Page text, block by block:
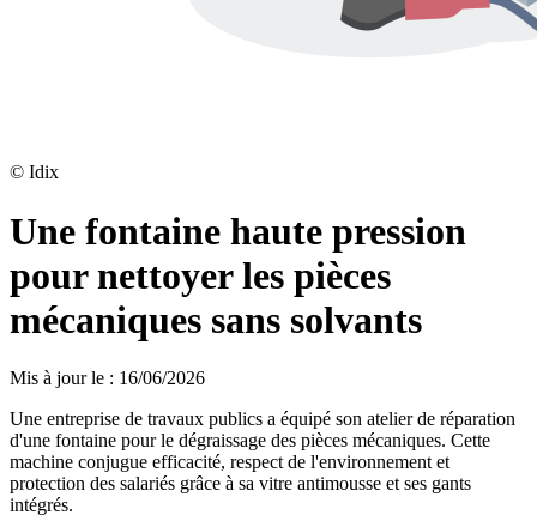
© Idix
Une fontaine haute pression
pour nettoyer les pièces
mécaniques sans solvants
Mis à jour le : 16/06/2026
Une entreprise de travaux publics a équipé son atelier de réparation
d'une fontaine pour le dégraissage des pièces mécaniques. Cette
machine conjugue efficacité, respect de l'environnement et
protection des salariés grâce à sa vitre antimousse et ses gants
intégrés.